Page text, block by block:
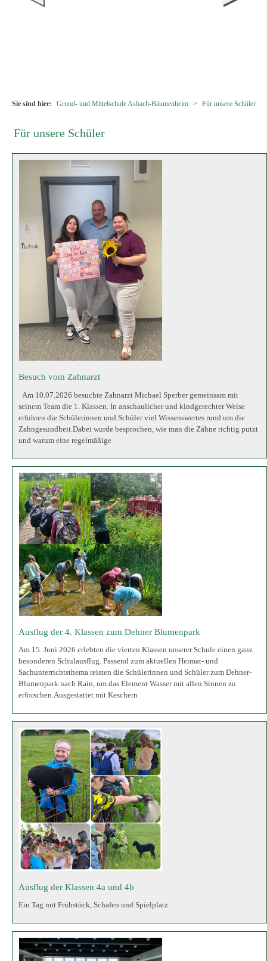
Besuch vom Zahnarzt
Am 10.07.2026 besuchte Zahnarzt Michael Sperber gemeinsam mit
seinem Team die 1. Klassen. In anschaulicher und kindgerechter Weise
erfuhren die Schülerinnen und Schüler viel Wissenswertes rund um die
Zahngesundheit.Dabei wurde besprochen, wie man die Zähne richtig putzt
und warum eine regelmäßige
Ausflug der 4. Klassen zum Dehner Blumenpark
Am 15. Juni 2026 erlebten die vierten Klassen unserer Schule einen ganz
besonderen Schulausflug. Passend zum aktuellen Heimat- und
Sachunterrichtsthema reisten die Schülerinnen und Schüler zum Dehner-
Blumenpark nach Rain, um das Element Wasser mit allen Sinnen zu
erforschen.Ausgestattet mit Keschern
Ausflug der Klassen 4a und 4b
Ein Tag mit Frühstück, Schafen und Spielplatz
Schülerinnen und Schüler der Grundschule nehmen am Schwimmfest in
Monheim teil